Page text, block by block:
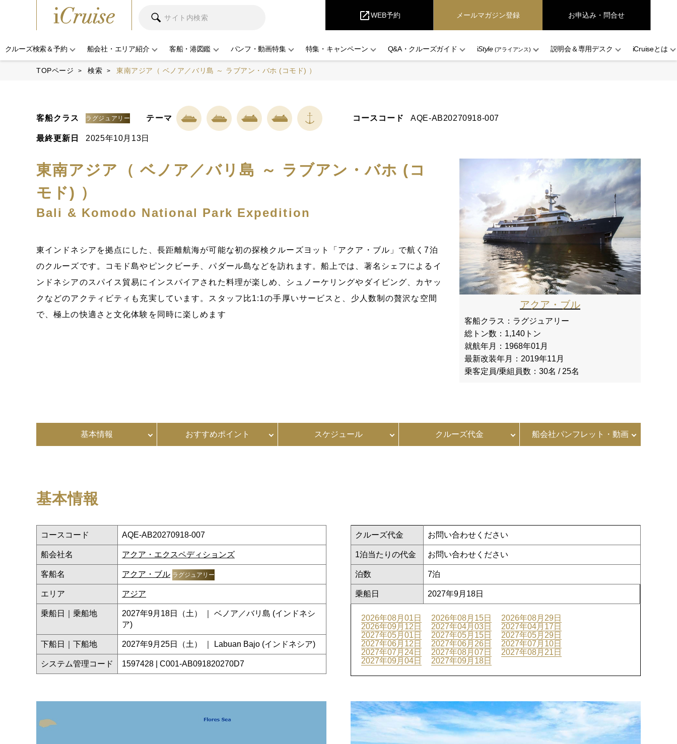
open_in_newWEB予約 メールマガジン登録 お申込み・問合せ
クルーズ検索＆予約 船会社・エリア紹介 客船・港図鑑 パンフ・動画特集 特集・キャンペーン Q&A・クルーズガイド iStyle(アライアンス) 説明会＆専用デスク iCruiseとは
TOPページ 検索 東南アジア（ ベノア／バリ島 ～ ラブアン・バホ (コモド) ）
客船クラス ラグジュアリー テーマ コースコード AQE-AB20270918-007
最終更新日 2025年10月13日
東南アジア（ ベノア／バリ島 ～ ラブアン・バホ (コ
モド) ）
Bali & Komodo National Park Expedition
東インドネシアを拠点にした、長距離航海が可能な初の探検クルーズヨット「アクア・ブル」で航く7泊
のクルーズです。コモド島やピンクビーチ、パダール島などを訪れます。船上では、著名シェフによるイ
ンドネシアのスパイス貿易にインスパイアされた料理が楽しめ、シュノーケリングやダイビング、カヤッ
クなどのアクティビティも充実しています。スタッフ比1:1の手厚いサービスと、少人数制の贅沢な空間
で、極上の快適さと文化体験を同時に楽しめます
アクア・ブル
客船クラス： ラグジュアリー
総トン数： 1,140トン
就航年月： 1968年01月
最新改装年月： 2019年11月
乗客定員/乗組員数： 30名 / 25名
基本情報 おすすめポイント スケジュール クルーズ代金 船会社パンフレット・動画
基本情報
コースコード AQE-AB20270918-007
船会社名 アクア・エクスペディションズ
客船名 アクア・ブル ラグジュアリー
エリア アジア
乗船日｜乗船地
2027年9月18日（土） ｜ ベノア／バリ島 (インドネシ
ア)
下船日｜下船地 2027年9月25日（土） ｜ Labuan Bajo (インドネシア)
システム管理コード 1597428 | C001-AB091820270D7
クルーズ代金 お問い合わせください
1泊当たりの代金 お問い合わせください
泊数 7泊
乗船日 2027年9月18日
2026年08月01日 2026年08月15日
2026年08月29日
2026年09月12日
2027年04月03日
2027年04月17日
2027年05月01日
2027年05月15日
2027年05月29日
2027年06月12日
2027年06月26日
2027年07月10日
2027年07月24日
2027年08月07日
2027年08月21日
2027年09月04日
2027年09月18日